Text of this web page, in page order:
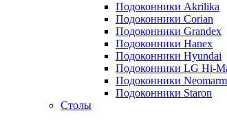
Подоконники Akrilika
Подоконники Corian
Подоконники Grandex
Подоконники Hanex
Подоконники Hyundai
Подоконники LG Hi-
Подоконники Neomarm
Подоконники Staron
Столы